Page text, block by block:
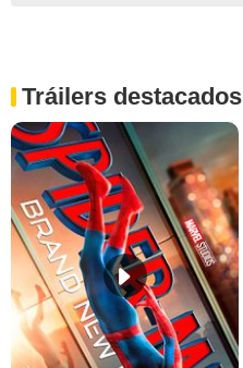
Tráilers destacados